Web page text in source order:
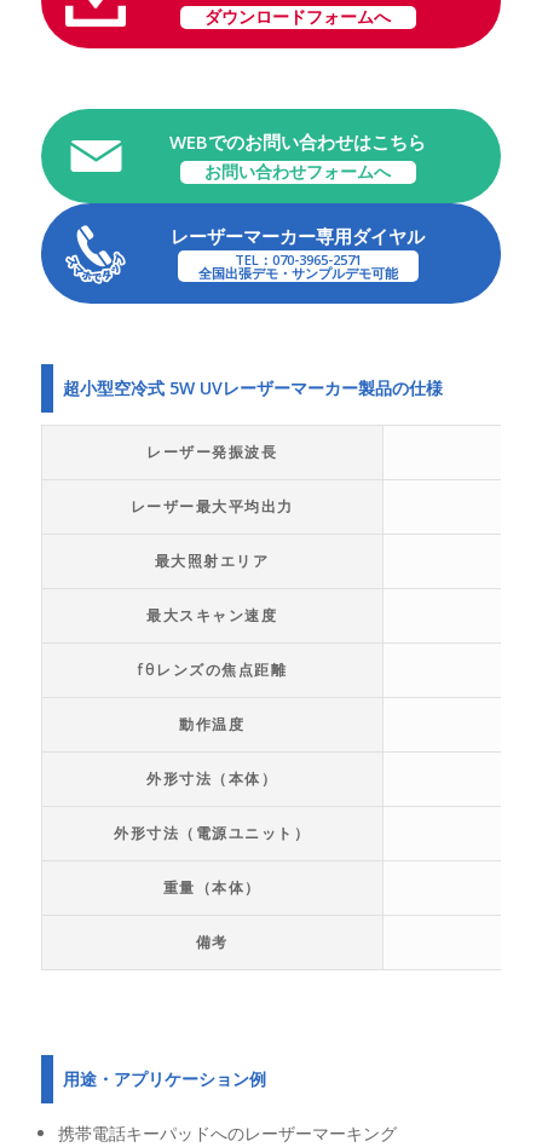
ダウンロードフォームへ
WEBでのお問い合わせはこちら
お問い合わせフォームへ
レーザーマーカー専用ダイヤル
TEL：070-3965-2571
全国出張デモ・サンプルデモ可能
超小型空冷式 5W UVレーザーマーカー製品の仕様
レーザー発振波長
レーザー最大平均出力
最大照射エリア
最大スキャン速度
fθレンズの焦点距離
動作温度
外形寸法（本体）
外形寸法（電源ユニット）
重量（本体）
備考
用途・アプリケーション例
携帯電話キーパッドへのレーザーマーキング